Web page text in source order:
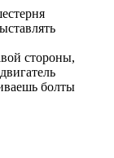
стороны,
болты